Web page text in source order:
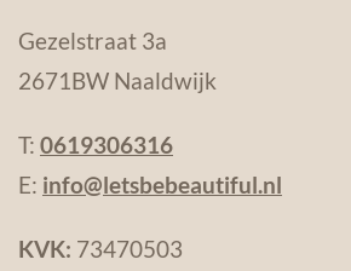
Gezelstraat 3a
2671BW Naaldwijk
T: 0619306316
E: info@letsbebeautiful.nl
KVK: 73470503